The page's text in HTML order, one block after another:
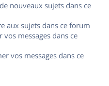
nouveaux sujets dans ce
aux sujets dans ce forum
vos messages dans ce
vos messages dans ce